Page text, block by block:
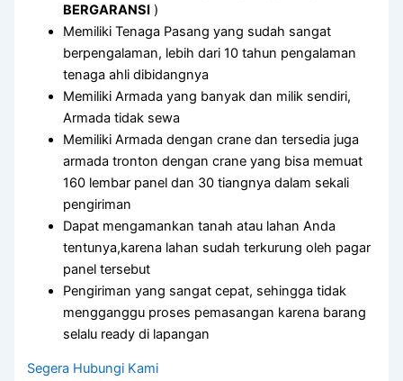
BERGARANSI )
Memiliki Tenaga Pasang yang sudah sangat
berpengalaman, lebih dari 10 tahun pengalaman
tenaga ahli dibidangnya
Memiliki Armada yang banyak dan milik sendiri,
Armada tidak sewa
Memiliki Armada dengan crane dan tersedia juga
armada tronton dengan crane yang bisa memuat
160 lembar panel dan 30 tiangnya dalam sekali
pengiriman
Dapat mengamankan tanah atau lahan Anda
tentunya,karena lahan sudah terkurung oleh pagar
panel tersebut
Pengiriman yang sangat cepat, sehingga tidak
mengganggu proses pemasangan karena barang
selalu ready di lapangan
Segera Hubungi Kami